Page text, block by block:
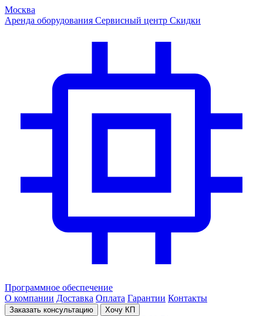
Москва
Аренда оборудования Сервисный центр Скидки
Программное обеспечение
О компании Доставка Оплата Гарантии Контакты
Заказать консультацию Хочу КП